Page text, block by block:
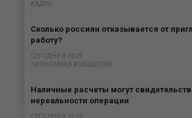
КАДРЫ
Сколько россиян отказывается от
работу?
СЕГОДНЯ В 16:29
ЭКОНОМИКА И ОБЩЕСТВО
Наличные расчеты могут
нереальности операции
СЕГОДНЯ В 15:30